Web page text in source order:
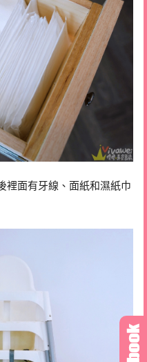
裡面有牙線、面紙和濕紙巾